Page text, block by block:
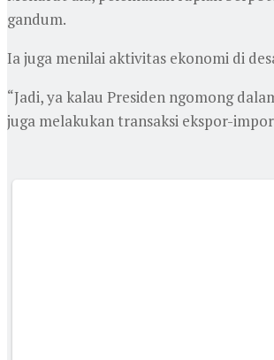
gandum.
Ia juga menilai aktivitas ekonomi di
“Jadi, ya kalau Presiden ngomong
juga melakukan transaksi ekspor-